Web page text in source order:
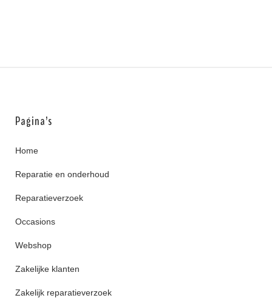
Pagina’s
Home
Reparatie en onderhoud
Reparatieverzoek
Occasions
Webshop
Zakelijke klanten
Zakelijk reparatieverzoek